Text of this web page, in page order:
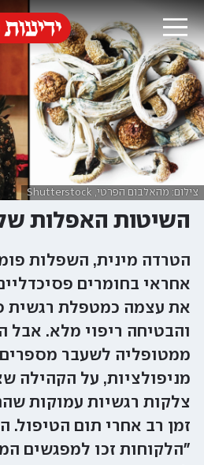
צילום: מהאלבום הפרטי, Shutterstock
השיטות האפלות של
הטרדה מינית, השפלות
אחראי בחומרים
את עצמה כמטפלת רגשית
והבטיחה ריפוי מלא. אבל
ממטופליה לשעבר
מניפולציות, על הקהילה
צלקות רגשיות עמוקות
זמן רב אחרי תום הטיפול.
"הלקוחות זכו למפגשים